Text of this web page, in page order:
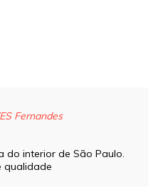
Fernandes
do interior de São Paulo.
qualidade